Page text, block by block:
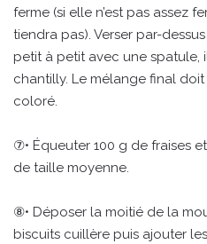
ferme (si elle n’est pas assez
tiendra pas). Verser par-
petit à petit avec une spatule,
chantilly. Le mélange final
coloré.
⑦• Équeuter 100 g de fraises
de taille moyenne.
⑧• Déposer la moitié de la
biscuits cuillère puis ajouter